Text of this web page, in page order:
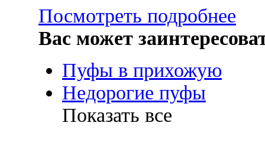
Посмотреть подробнее
Вас может
Пуфы в прихожую
Недорогие пуфы
Показать все